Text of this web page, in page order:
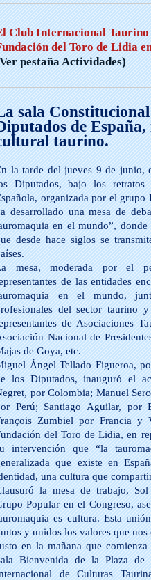
Club Internacional
del Toro de Lidia
pestaña Actividades)
sala
de
taurino.
la tarde del jueves 9 de junio,
Diputados, bajo los
organizada por el grupo
desarrollado una mesa de
en el mundo”,
desde hace siglos se
mesa, moderada por el
de las entidades
en el mundo,
del sector taurino
de Asociaciones
Nacional de
de Goya, etc.
Ángel Tellado Figueroa,
los Diputados, inauguró el
por Colombia; Manuel
Perú; Santiago Aguilar, por
Zumbiel por Francia y
del Toro de Lidia, en
intervención que “la
que existe en
una cultura que
la mesa de trabajo,
Popular en el Congreso,
es cultura. Esta
y unidos los valores que nos
en la mañana que
Bienvenida de la Plaza de
de Culturas